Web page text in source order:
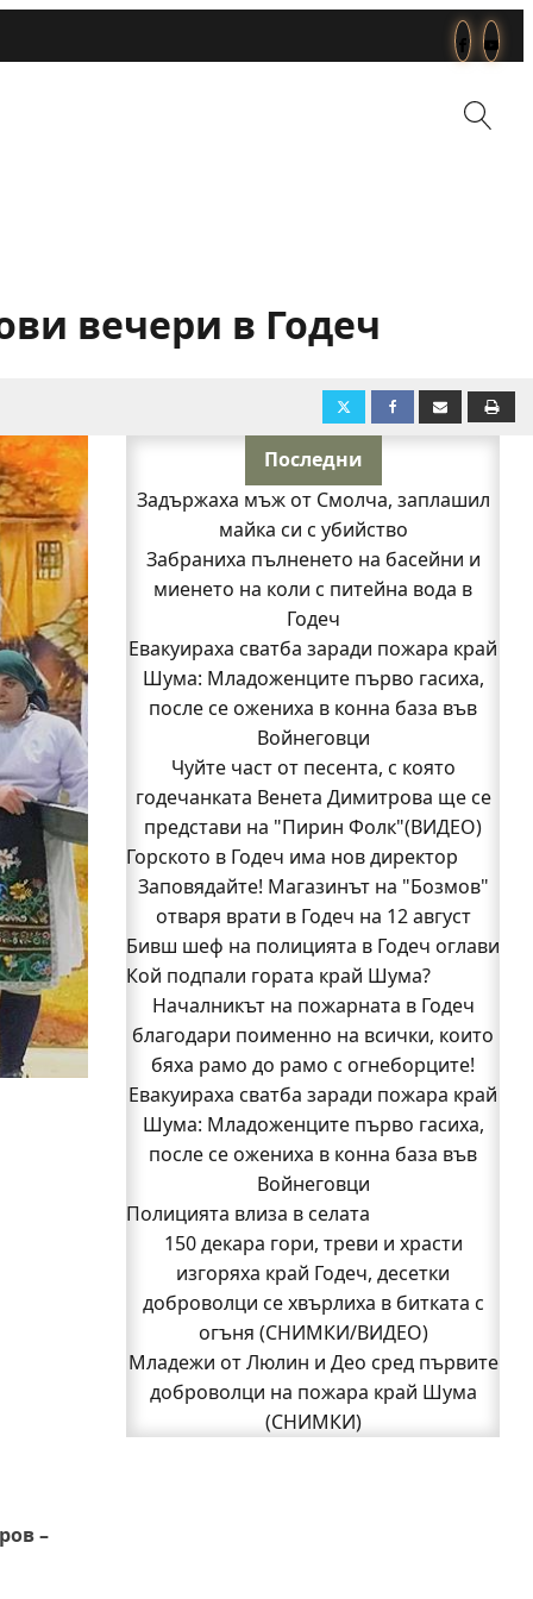
вечери в Годеч
–
Последни
Задържаха мъж от Смолча, заплашил
майка си с убийство
Забраниха пълненето на басейни и
миенето на коли с питейна вода в
Годеч
Евакуираха сватба заради пожара край
Шума: Младоженците първо гасиха,
после се ожениха в конна база във
Войнеговци
Чуйте част от песента, с която
годечанката Венета Димитрова ще се
представи на "Пирин Фолк"(ВИДЕО)
Горското в Годеч има нов директор
Заповядайте! Магазинът на "Бозмов"
отваря врати в Годеч на 12 август
Бивш шеф на полицията в Годеч оглави
ОДМВР-Видин
Кой подпали гората край Шума?
Младежи от Люлин и Део сред първите
доброволци на пожара край Шума
(СНИМКИ)
Началникът на пожарната в Годеч
благодари поименно на всички, които
бяха рамо до рамо с огнеборците!
150 декара гори, треви и храсти
изгоряха край Годеч, десетки
доброволци се хвърлиха в битката с
огъня (СНИМКИ/ВИДЕО)
Полицията влиза в селата
Възможни са прекъсвания на тока утре
в части от община Годеч
Какво накара Яна и Станимир да
Кой подпали гората край Шума?
Началникът на пожарната в Годеч
благодари поименно на всички, които
бяха рамо до рамо с огнеборците!
Евакуираха сватба заради пожара край
Шума: Младоженците първо гасиха,
после се ожениха в конна база във
Войнеговци
Полицията влиза в селата
150 декара гори, треви и храсти
изгоряха край Годеч, десетки
доброволци се хвърлиха в битката с
огъня (СНИМКИ/ВИДЕО)
Младежи от Люлин и Део сред първите
доброволци на пожара край Шума
(СНИМКИ)